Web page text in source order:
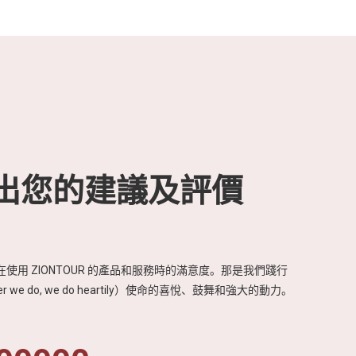
您的建議及評價
用 ZIONTOUR 的產品和服務時的滿意度。那是我們踐行
we do, we do heartily）使命的喜悅、鼓舞和強大的動力。